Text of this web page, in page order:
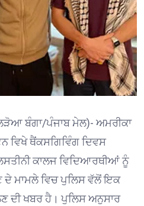
ਬੰਗਾ/ਪੰਜਾਬ ਮੇਲ)- ਅਮਰੀਕਾ
ਵਿਖੇ ਥੈਂਕਸਗਿਵਿੰਗ ਦਿਵਸ
ਕਾਲਜ ਵਿਦਿਆਰਥੀਆਂ ਨੂੰ
ਮਾਮਲੇ ਵਿਚ ਪੁਲਿਸ ਵੱਲੋਂ ਇਕ
ਦੀ ਖਬਰ ਹੈ। ਪੁਲਿਸ ਅਨੁਸਾਰ